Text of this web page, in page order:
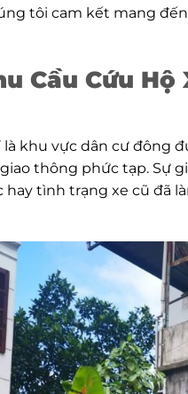
tôi cam kết mang
Cầu Cứu
là khu vực dân cư đông
thông phức tạp. Sự
tình trạng xe cũ đã